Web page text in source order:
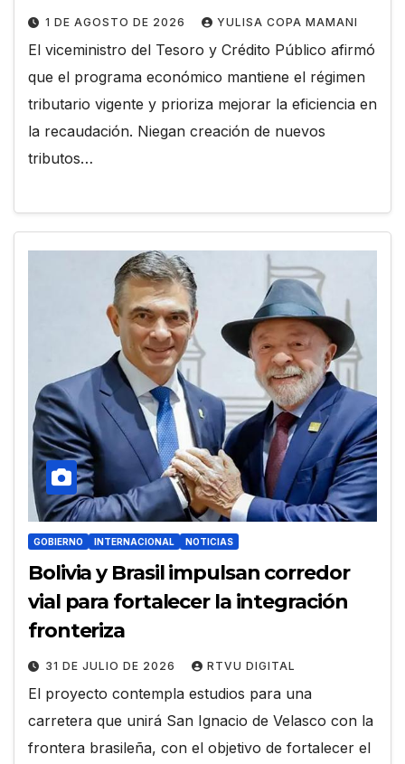
1 DE AGOSTO DE 2026 YULISA COPA MAMANI
El viceministro del Tesoro y Crédito Público afirmó
que el programa económico mantiene el régimen
tributario vigente y prioriza mejorar la eficiencia en
la recaudación. Niegan creación de nuevos
tributos…
GOBIERNO INTERNACIONAL NOTICIAS
Bolivia y Brasil impulsan corredor
vial para fortalecer la integración
fronteriza
31 DE JULIO DE 2026 RTVU DIGITAL
El proyecto contempla estudios para una
carretera que unirá San Ignacio de Velasco con la
frontera brasileña, con el objetivo de fortalecer el